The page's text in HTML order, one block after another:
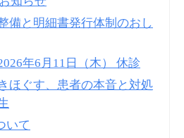
備と明細書発⾏体制のおし
年6月11日（木） 休診
ほぐす、患者の本音と対処
いて